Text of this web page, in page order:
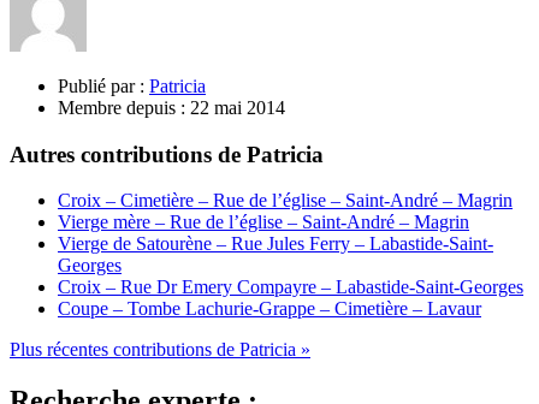
Publié par : Patricia
Membre depuis : 22 mai 2014
Autres contributions de Patricia
Croix – Cimetière – Rue de l’église – Saint-André – Magrin
Vierge mère – Rue de l’église – Saint-André – Magrin
Vierge de Satourène – Rue Jules Ferry – Labastide-Saint-
Georges
Croix – Rue Dr Emery Compayre – Labastide-Saint-Georges
Coupe – Tombe Lachurie-Grappe – Cimetière – Lavaur
Plus récentes contributions de Patricia »